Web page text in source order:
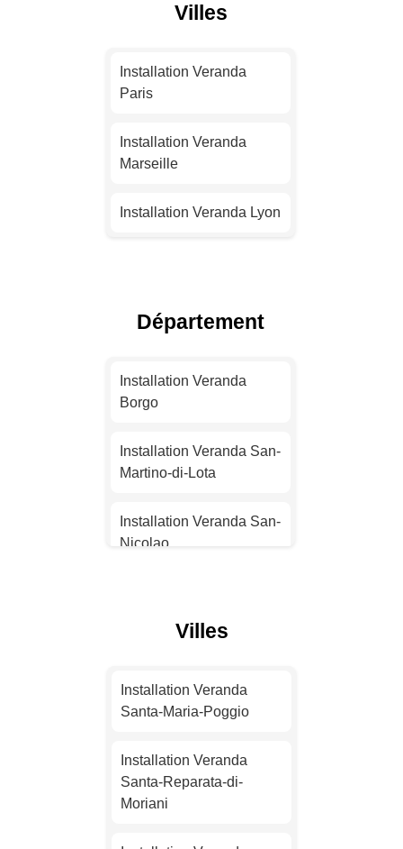
Villes
Installation Veranda
Paris
Installation Veranda
Marseille
Installation Veranda Lyon
Installation Veranda Nice
Installation Veranda
Nantes
Installation Veranda
Strasbourg
Installation Veranda
Montpellier
Installation Veranda
Installation Veranda
Reims
Département
Installation Veranda
Borgo
Installation Veranda San-
Martino-di-Lota
Installation Veranda San-
Nicolao
Rousse
Furiani
Installation Veranda
Villes
Installation Veranda
Santa-Maria-Poggio
Installation Veranda
Santa-Reparata-di-
Moriani